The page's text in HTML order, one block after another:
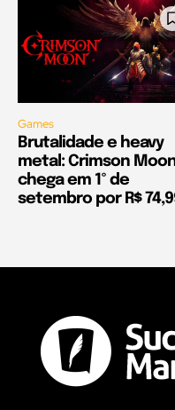
Games
Brutalidade e heavy
metal: Crimson
chega em 1º de
setembro por R$